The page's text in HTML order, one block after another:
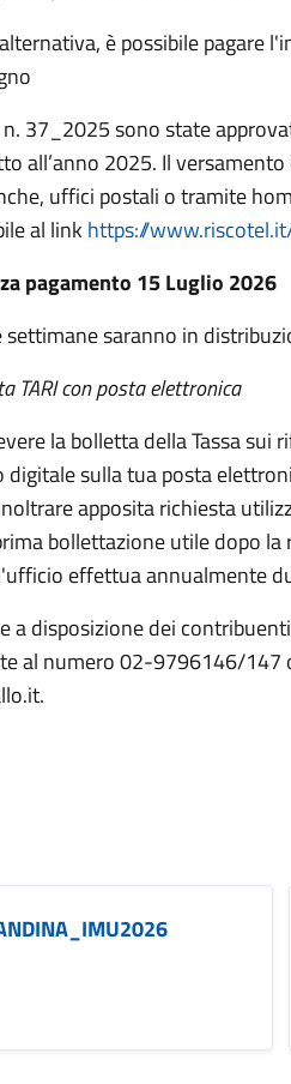
è possibile pagare
n. 37_2025 sono state
all’anno 2025. Il
uffici postali o tramite
al link https://
pagamento 15 Luglio 2026
settimane saranno in
TARI con posta elettronica
la bolletta della Tassa
sulla tua posta
apposita richiesta
bollettazione utile dopo
effettua annualmente
a disposizione dei
al numero 02-9796146/147